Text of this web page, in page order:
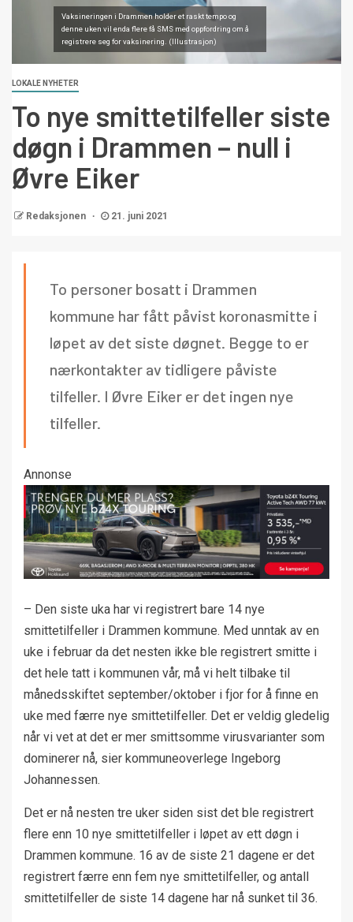
Vaksineringen i Drammen holder et raskt tempo og
denne uken vil enda flere få SMS med oppfordring om å
registrere seg for vaksinering. (Illustrasjon)
LOKALE NYHETER
To nye smittetilfeller siste
døgn i Drammen – null i
Øvre Eiker
Redaksjonen 21. juni 2021
To personer bosatt i Drammen
kommune har fått påvist koronasmitte i
løpet av det siste døgnet. Begge to er
nærkontakter av tidligere påviste
tilfeller. I Øvre Eiker er det ingen nye
tilfeller.
Annonse
– Den siste uka har vi registrert bare 14 nye
smittetilfeller i Drammen kommune. Med unntak av en
uke i februar da det nesten ikke ble registrert smitte i
det hele tatt i kommunen vår, må vi helt tilbake til
månedsskiftet september/oktober i fjor for å finne en
uke med færre nye smittetilfeller. Det er veldig gledelig
når vi vet at det er mer smittsomme virusvarianter som
dominerer nå, sier kommuneoverlege Ingeborg
Johannessen.
Det er nå nesten tre uker siden sist det ble registrert
flere enn 10 nye smittetilfeller i løpet av ett døgn i
Drammen kommune. 16 av de siste 21 dagene er det
registrert færre enn fem nye smittetilfeller, og antall
smittetilfeller de siste 14 dagene har nå sunket til 36.